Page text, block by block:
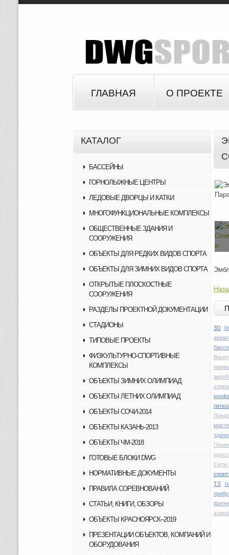
ГЛАВНАЯ О ПРОЕКТЕ
КАТАЛОГ
БАССЕЙНЫ
ГОРНОЛЫЖНЫЕ ЦЕНТРЫ
ЛЕДОВЫЕ ДВОРЦЫ И КАТКИ
МНОГОФУНКЦИОНАЛЬНЫЕ КОМПЛЕКСЫ
ОБЩЕСТВЕННЫЕ ЗДАНИЯ И
СООРУЖЕНИЯ
ОБЪЕКТЫ ДЛЯ РЕДКИХ ВИДОВ СПОРТА
ОБЪЕКТЫ ДЛЯ ЗИМНИХ ВИДОВ СПОРТА
ОТКРЫТЫЕ ПЛОСКОСТНЫЕ
СООРУЖЕНИЯ
РАЗДЕЛЫ ПРОЕКТНОЙ ДОКУМЕНТАЦИИ
СТАДИОНЫ
ТИПОВЫЕ ПРОЕКТЫ
ФИЗКУЛЬТУРНО-СПОРТИВНЫЕ
КОМПЛЕКСЫ
ОБЪЕКТЫ ЗИМНИХ ОЛИМПИАД
ОБЪЕКТЫ ЛЕТНИХ ОЛИМПИАД
ОБЪЕКТЫ СОЧИ-2014
ОБЪЕКТЫ КАЗАНЬ-2013
ОБЪЕКТЫ ЧМ-2018
ГОТОВЫЕ БЛОКИ DWG
НОРМАТИВНЫЕ ДОКУМЕНТЫ
ПРАВИЛА СОРЕВНОВАНИЙ
СТАТЬИ, КНИГИ, ОБЗОРЫ
ОБЪЕКТЫ КРАСНОЯРСК–2019
ПРЕЗЕНТАЦИИ ОБЪЕКТОВ, КОМПАНИЙ И
ОБОРУДОВАНИЯ
3D
ТЗ